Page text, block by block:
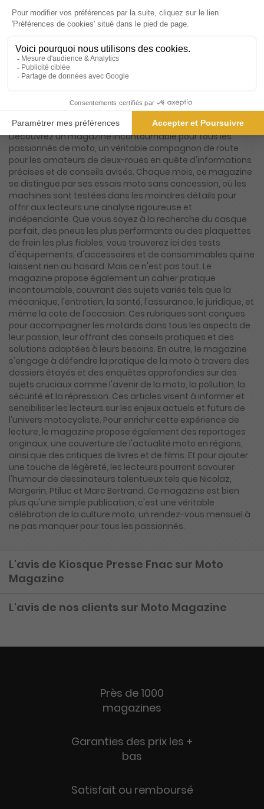
2€88 Tarif Kiosque :5€75
Tarif France métropolitaine
Présentation du magazine Moto Magazine
Découvrez un magazine incontournable pour tous les
passionnés de moto, un véritable compagnon de route
pour les amateurs de deux-roues en quête d'informations
précises et de conseils avisés. Chaque mois, ce magazine
se distingue par ses essais moto sans concession, où les
machines sont testées dans les moindres détails pour
offrir aux lecteurs une analyse rigoureuse et
indépendante. Que vous soyez à la recherche du casque
parfait, des pneus les plus performants ou des plaquettes
de frein les plus fiables, vous trouverez ici des tests
d'équipements, d'accessoires et de consommables qui ne
laissent rien au hasard. Mais ce n'est pas tout. Le
magazine propose également un cahier pratique
incontournable, couvrant des sujets variés tels que la
mécanique, l'entretien, la santé, l'assurance, le juridique, et
même la cote de l'occasion. Ces rubriques sont conçues
pour accompagner les motards dans tous les aspects de
leur passion, leur offrant des conseils pratiques et des
solutions adaptées à leurs besoins. En outre, le magazine
s'engage à défendre la pratique de la moto à travers des
dossiers étayés et des enquêtes approfondies sur des
sujets cruciaux comme l'avenir de la moto, la pollution, la
sécurité et la répression. Ces articles visent à informer et
sensibiliser les lecteurs sur les enjeux actuels et futurs de
l'univers motocycliste. Pour enrichir cette expérience de
lecture, le magazine propose également des reportages
originaux, une couverture de l'actualité moto en régions,
ainsi que des critiques de livres et de films. Et pour ajouter
une touche de légèreté, les lecteurs pourront savourer
l'humour de dessinateurs talentueux tels que Nicolaz,
Margerin, Ptiluc et Marc Bertrand. Ce magazine est bien
plus qu'une simple publication, c'est une véritable
célébration de la culture moto, un rendez-vous mensuel à
ne pas manquer pour tous les passionnés.
L'avis de Kiosque Presse Fnac sur Moto
Magazine
L'avis de nos clients sur Moto Magazine
Près de 1000
magazines
Garanties des prix les +
bas
Satisfait ou remboursé